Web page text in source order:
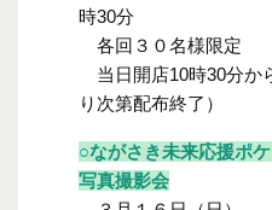
時30分
各回３０名様限定
当日開店10時30分か
り次第配布終了）
○ながさき未来応援ポ
写真撮影会